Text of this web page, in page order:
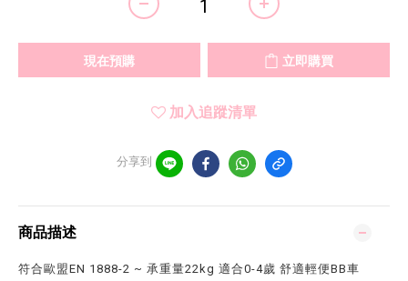
現在預購 立即購買
加入追蹤清單
分享到
商品描述
符合歐盟EN 1888-2 ~ 承重量22kg 適合0-4歲 舒適輕便BB車